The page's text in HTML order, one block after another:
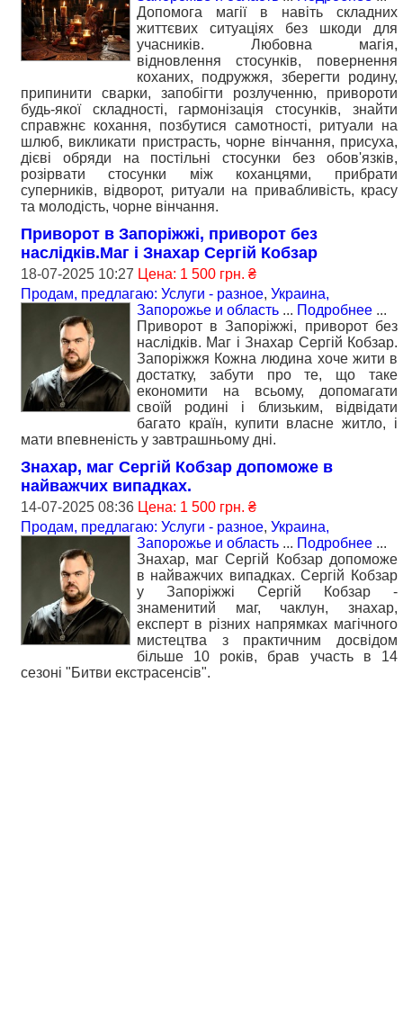
Допомога магії в навіть складних
життєвих ситуаціях без шкоди для
учасників. Любовна магія,
відновлення стосунків, повернення
коханих, подружжя, зберегти родину,
припинити сварки, запобігти розлученню, привороти
будь-якої складності, гармонізація стосунків, знайти
справжнє кохання, позбутися самотності, ритуали на
шлюб, викликати пристрасть, чорне вінчання, присуха,
дієві обряди на постільні стосунки без обов'язків,
розірвати стосунки між коханцями, прибрати
суперників, відворот, ритуали на привабливість, красу
та молодість, чорне вінчання.
Приворот в Запоріжжі, приворот без
наслідків.Маг і Знахар Сергій Кобзар
18-07-2025 10:27 Цена: 1 500 грн. ₴
Продам, предлагаю: Услуги - разное, Украина,
Запорожье и область ... Подробнее ...
Приворот в Запоріжжі, приворот без
наслідків. Маг і Знахар Сергій Кобзар.
Запоріжжя Кожна людина хоче жити в
достатку, забути про те, що таке
економити на всьому, допомагати
своїй родині і близьким, відвідати
багато країн, купити власне житло, і
мати впевненість у завтрашньому дні.
Знахар, маг Сергій Кобзар допоможе в
найважчих випадках.
14-07-2025 08:36 Цена: 1 500 грн. ₴
Продам, предлагаю: Услуги - разное, Украина,
Запорожье и область ... Подробнее ...
Знахар, маг Сергій Кобзар допоможе
в найважчих випадках. Сергій Кобзар
у Запоріжжі Сергій Кобзар -
знаменитий маг, чаклун, знахар,
експерт в різних напрямках магічного
мистецтва з практичним досвідом
більше 10 років, брав участь в 14
сезоні "Битви екстрасенсів".